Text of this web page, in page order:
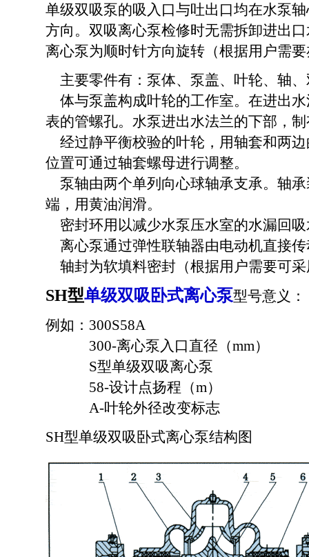
单级双吸泵的吸入口与吐出口均在水泵
方向。双吸离心泵检修时无需拆卸进出
离心泵为顺时针方向旋转（根据用户需
主要零件有：泵体、泵盖、叶轮、轴
体与泵盖构成叶轮的工作室。在进出
表的管螺孔。水泵进出水法兰的下部，
经过静平衡校验的叶轮，用轴套和两
位置可通过轴套螺母进行调整。
泵轴由两个单列向心球轴承支承。轴
端，用黄油润滑。
密封环用以减少水泵压水室的水漏回
离心泵通过弹性联轴器由电动机直接
轴封为软填料密封（根据用户需要可
SH型单级双吸 卧式离心泵型号意义：
例如：300S58A
300-离心泵入口直径（mm）
S型单级双吸离心泵
58-设计点扬程（m）
A-叶轮外径改变标志
SH型单级双吸卧式离心泵结构图